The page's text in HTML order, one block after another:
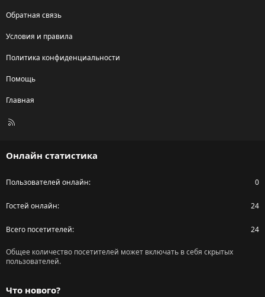
Обратная связь
Условия и правила
Политика конфиденциальности
Помощь
Главная
R
Онлайн статистика
Пользователей онлайн 0
Гостей онлайн 24
Всего посетителей 24
Общее количество посетителей может включать в себя скрытых
пользователей.
Что нового?